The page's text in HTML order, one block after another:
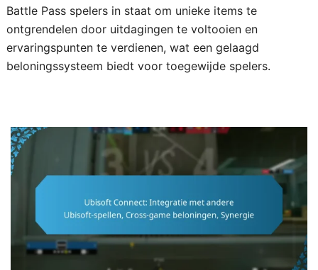
Battle Pass spelers in staat om unieke items te
ontgrendelen door uitdagingen te voltooien en
ervaringspunten te verdienen, wat een gelaagd
beloningssysteem biedt voor toegewijde spelers.